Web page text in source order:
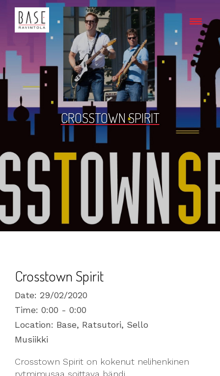
CROSSTOWN SPIRIT
Crosstown Spirit
Date: 29/02/2020
Time: 0:00 - 0:00
Location: Base, Ratsutori, Sello
Musiikki
Crosstown Spirit on kokenut nelihenkinen
rytmimusaa soittava bändi